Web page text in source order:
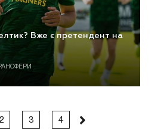
Вже є претендент на
2 3 4